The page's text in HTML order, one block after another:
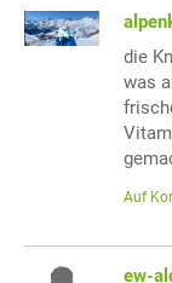
die
was
Auf
ew-